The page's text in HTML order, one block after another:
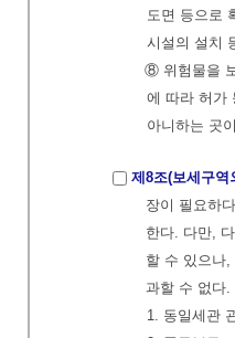
도면 등으로
시설의 설치
⑧ 위험물을
에 따라 허가
아니하는 곳
제8조(보세구역
장이 필요하
한다. 다만,
할 수 있으나
과할 수 없다.
1. 동일세관